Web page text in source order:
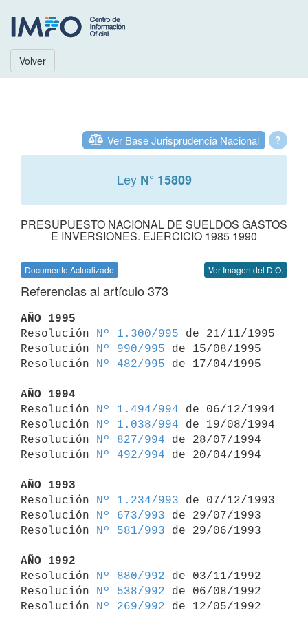
Volver
?
Ver Base Jurisprudencia Nacional
Ley N° 15809
PRESUPUESTO NACIONAL DE SUELDOS GASTOS
E INVERSIONES. EJERCICIO 1985 1990
Documento Actualizado Ver Imagen del D.O.
Referencias al artículo 373
AÑO 1995
Resolución
Nº 1.300/995 de 21/11/1995
Resolución
Nº 990/995 de 15/08/1995
Resolución
Nº 482/995 de 17/04/1995
AÑO 1994
Resolución
Nº 1.494/994 de 06/12/1994
Resolución
Nº 1.038/994 de 19/08/1994
Resolución
Nº 827/994 de 28/07/1994
Resolución
Nº 492/994 de 20/04/1994
AÑO 1993
Resolución
Nº 1.234/993 de 07/12/1993
Resolución
Nº 673/993 de 29/07/1993
Resolución
Nº 581/993 de 29/06/1993
AÑO 1992
Resolución
Nº 880/992 de 03/11/1992
Resolución
Nº 538/992 de 06/08/1992
Resolución
Nº 269/992 de 12/05/1992